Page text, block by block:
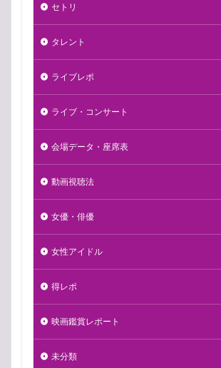
セトリ
タレント
ライブレポ
ライブ・コンサート
会場データ・座席表
動画視聴法
女優・俳優
女性アイドル
得レポ
映画鑑賞レポート
未分類